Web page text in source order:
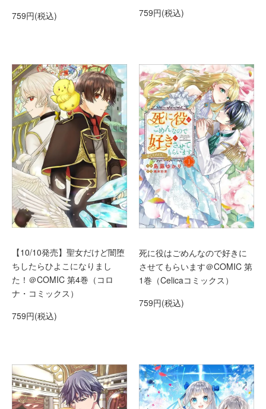
759円(税込)
759円(税込)
【10/10発売】聖女だけど闇堕
ちしたらひよこになりまし
た！＠COMIC 第4巻（コロ
ナ・コミックス）
759円(税込)
死に役はごめんなので好きに
させてもらいます＠COMIC 第
1巻（Celicaコミックス）
759円(税込)